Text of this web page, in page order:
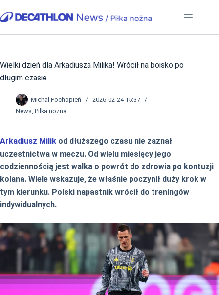
do
Wielki dzień dla Arkadiusza Milika! Wrócił na boisko po
długim czasie
Michał Pochopień
2026-02-24 15:37
News, Piłka nożna
Arkadiusz Milik od dłuższego czasu nie zaznał
uczestnictwa w meczu. Od wielu miesięcy jego
codziennością jest walka o powrót do zdrowia po kontuzji
kolana. Wiele wskazuje, że właśnie poczynił duży krok w
tym kierunku. Polski napastnik wrócił do treningów
indywidualnych.